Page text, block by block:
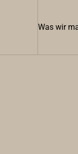
Was wir